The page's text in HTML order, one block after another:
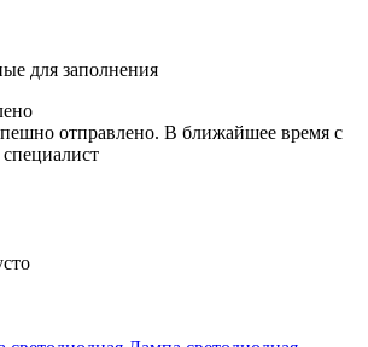
для заполнения
отправлено. В ближайшее время с